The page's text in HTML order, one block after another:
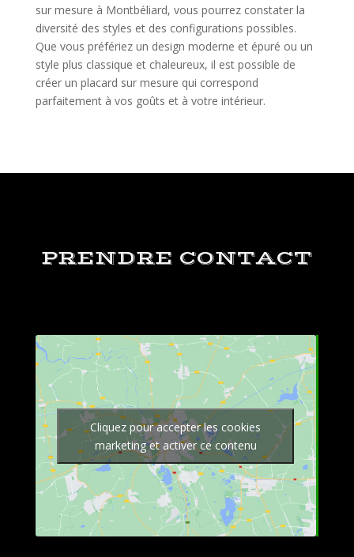
sur mesure à Montbéliard, vous pourrez constater la
diversité des styles et des configurations possibles.
Que vous préfériez un design moderne et épuré ou un
style plus classique et chaleureux, il est possible de
créer un placard sur mesure qui correspond
parfaitement à vos goûts et à votre intérieur.
PRENDRE CONTACT
Cliquez pour accepter les cookies
marketing et activer ce contenu